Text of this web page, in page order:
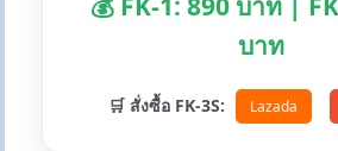
บาท
🛒 สั่งซื้อ FK-3S: Lazada